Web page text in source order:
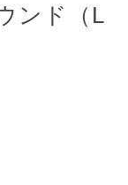
ンド（L